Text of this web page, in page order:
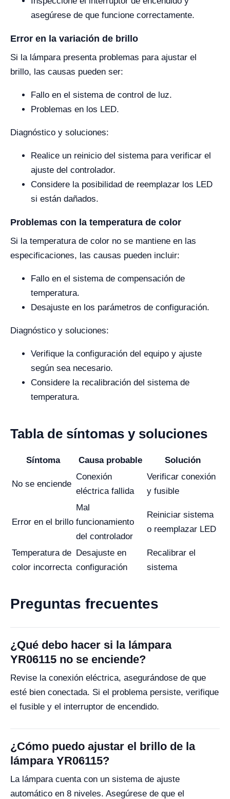
asegúrese de que funcione correctamente.
Error en la variación de brillo
Si la lámpara presenta problemas para ajustar el
brillo, las causas pueden ser:
Fallo en el sistema de control de luz.
Problemas en los LED.
Diagnóstico y soluciones:
Realice un reinicio del sistema para verificar el
ajuste del controlador.
Considere la posibilidad de reemplazar los LED
si están dañados.
Problemas con la temperatura de color
Si la temperatura de color no se mantiene en las
especificaciones, las causas pueden incluir:
Fallo en el sistema de compensación de
temperatura.
Desajuste en los parámetros de configuración.
Diagnóstico y soluciones:
Verifique la configuración del equipo y ajuste
según sea necesario.
Considere la recalibración del sistema de
temperatura.
Tabla de síntomas y soluciones
Síntoma Causa probable Solución
No se enciende
Conexión
eléctrica fallida
Verificar conexión
y fusible
Error en el brillo
Mal
funcionamiento
del controlador
Reiniciar sistema
o reemplazar LED
Temperatura de
color incorrecta
Desajuste en
configuración
Recalibrar el
sistema
Preguntas frecuentes
¿Qué debo hacer si la lámpara
YR06115 no se enciende?
Revise la conexión eléctrica, asegurándose de que
esté bien conectada. Si el problema persiste, verifique
el fusible y el interruptor de encendido.
¿Cómo puedo ajustar el brillo de la
lámpara YR06115?
La lámpara cuenta con un sistema de ajuste
automático en 8 niveles. Asegúrese de que el